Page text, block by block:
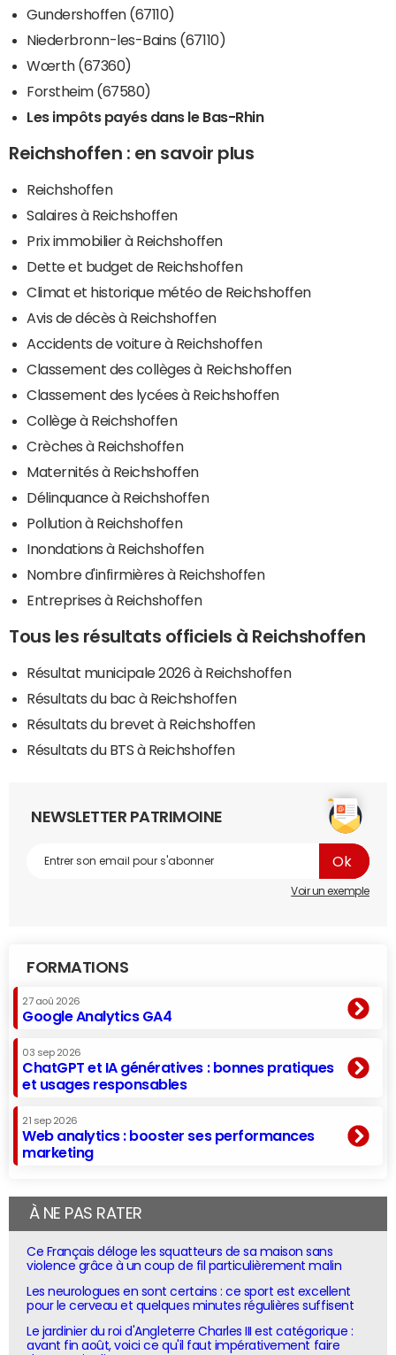
Gundershoffen (67110)
Niederbronn-les-Bains (67110)
Wœrth (67360)
Forstheim (67580)
Les impôts payés dans le Bas-Rhin
Reichshoffen : en savoir plus
Reichshoffen
Salaires à Reichshoffen
Prix immobilier à Reichshoffen
Dette et budget de Reichshoffen
Climat et historique météo de Reichshoffen
Avis de décès à Reichshoffen
Accidents de voiture à Reichshoffen
Classement des collèges à Reichshoffen
Classement des lycées à Reichshoffen
Collège à Reichshoffen
Crèches à Reichshoffen
Maternités à Reichshoffen
Délinquance à Reichshoffen
Pollution à Reichshoffen
Inondations à Reichshoffen
Nombre d'infirmières à Reichshoffen
Entreprises à Reichshoffen
Tous les résultats officiels à Reichshoffen
Résultat municipale 2026 à Reichshoffen
Résultats du bac à Reichshoffen
Résultats du brevet à Reichshoffen
Résultats du BTS à Reichshoffen
NEWSLETTER PATRIMOINE
Voir un exemple
FORMATIONS
27 aoû 2026
Google Analytics GA4
03 sep 2026
ChatGPT et IA génératives : bonnes pratiques
et usages responsables
21 sep 2026
Web analytics : booster ses performances
marketing
À NE PAS RATER
Ce Français déloge les squatteurs de sa maison sans
violence grâce à un coup de fil particulièrement malin
Les neurologues en sont certains : ce sport est excellent
pour le cerveau et quelques minutes régulières suffisent
Le jardinier du roi d'Angleterre Charles III est catégorique :
avant fin août, voici ce qu'il faut impérativement faire